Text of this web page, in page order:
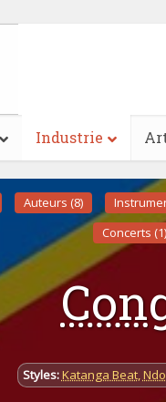
Industrie
Auteurs (8)
Concerts (1)
Styles:Katanga Beat,